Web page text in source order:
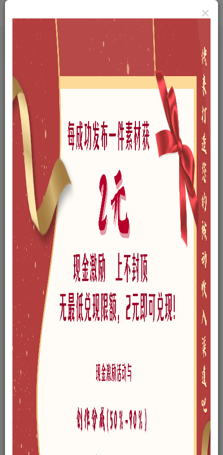
首页 A-三维模型 A0109-商业景观 正文
现代移动售货车SU模型下载
个人网站：http://www.cyx.show
关注 私信
9
现代移动售货车SU模型下载
此内容为免费资源，请登录后查看
登录查看
格式
版本
文件大小
网站问题可以点此给管理员发邮件
免费资源